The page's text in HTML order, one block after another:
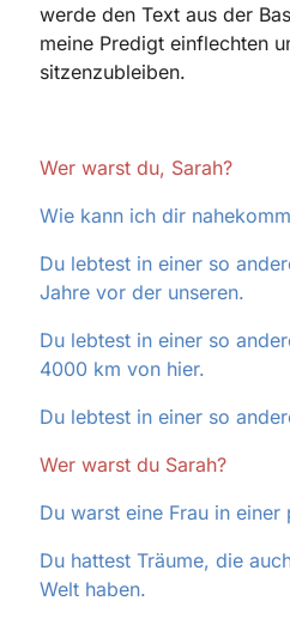
werde den Text aus der
meine Predigt einflechten
sitzenzubleiben.
Wer warst du, Sarah?
Wie kann ich dir
Du lebtest in einer so
Jahre vor der unseren.
Du lebtest in einer so
4000 km von hier.
Du lebtest in einer so
Wer warst du Sarah?
Du warst eine Frau in einer
Du hattest Träume, die
Welt haben.